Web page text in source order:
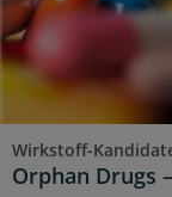
Wirkstoff-
Orphan Drugs